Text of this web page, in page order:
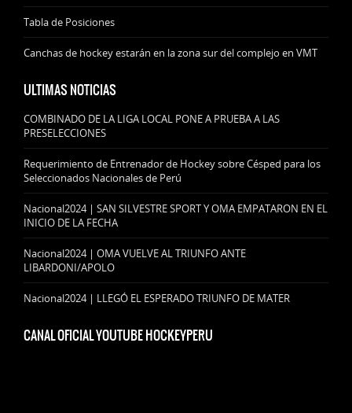
Tabla de Posiciones
Canchas de hockey estarán en la zona sur del complejo en VMT
ULTIMAS NOTICIAS
COMBINADO DE LA LIGA LOCAL PONE A PRUEBA A LAS
PRESELECCIONES
Requerimiento de Entrenador de Hockey sobre Césped para los
Seleccionados Nacionales de Perú
Nacional2024 | SAN SILVESTRE SPORT Y OMA EMPATARON EN EL
INICIO DE LA FECHA
Nacional2024 | OMA VUELVE AL TRIUNFO ANTE
LIBARDONI/APOLO
Nacional2024 | LLEGÓ EL ESPERADO TRIUNFO DE MATER
CANAL OFICIAL YOUTUBE HOCKEYPERU